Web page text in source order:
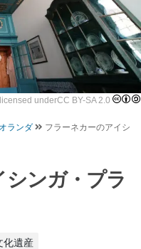
underCC BY-SA 2.0
オランダ
フラーネカーのアイシ
シンガ・プラ
化遺産